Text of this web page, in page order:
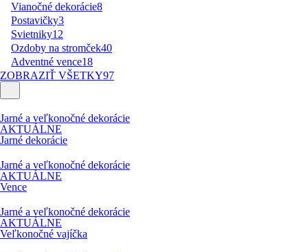
Vianočné dekorácie8
Postavičky3
Svietniky12
Ozdoby na stromček40
Adventné vence18
ZOBRAZIŤ VŠETKY97
Jarné a veľkonočné dekorácie
AKTUÁLNE
Jarné dekorácie
Jarné a veľkonočné dekorácie
AKTUÁLNE
Vence
Jarné a veľkonočné dekorácie
AKTUÁLNE
Veľkonočné vajíčka